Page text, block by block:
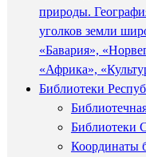
природы.
уголков земли
«Бавария»,
«Африка»,
Библиотеки
Библиотеки
Координаты